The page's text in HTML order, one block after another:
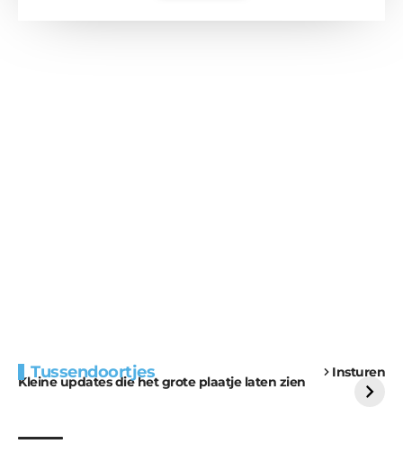
Tussendoortjes Insturen
Kleine updates die het grote plaatje laten zien
voor kabouters
uitdaging